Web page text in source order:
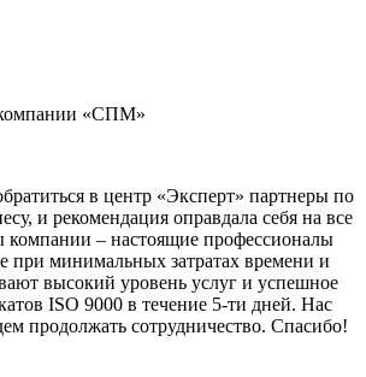
«СПМ»
в центр «Эксперт» партнеры по
и рекомендация оправдала себя на все
компании – настоящие профессионалы
при минимальных затратах времени и
высокий уровень услуг и успешное
ISO 9000 в течение 5-ти дней. Нас
продолжать сотрудничество. Спасибо!